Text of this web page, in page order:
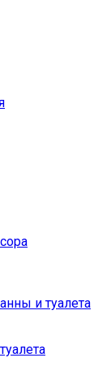
и туалета